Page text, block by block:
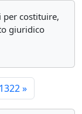
per costituire,
giuridico
»